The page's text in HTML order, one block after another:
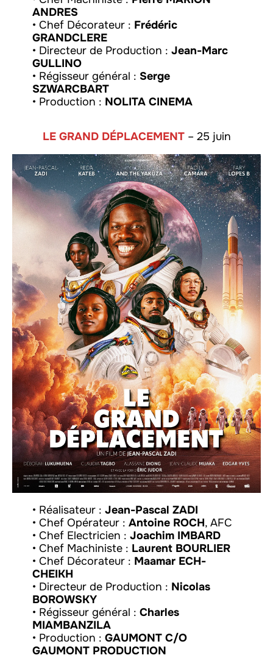
ANDRES
• Chef Décorateur : Frédéric
GRANDCLERE
• Directeur de Production : Jean-Marc
GULLINO
• Régisseur général : Serge
SZWARCBART
• Production : NOLITA CINEMA
LE GRAND DÉPLACEMENT– 25 juin
• Réalisateur : Jean-Pascal ZADI
• Chef Opérateur : Antoine ROCH, AFC
• Chef Electricien : Joachim IMBARD
• Chef Machiniste : Laurent BOURLIER
• Chef Décorateur : Maamar ECH-
CHEIKH
• Directeur de Production : Nicolas
BOROWSKY
• Régisseur général : Charles
MIAMBANZILA
• Production : GAUMONT C/O
GAUMONT PRODUCTION